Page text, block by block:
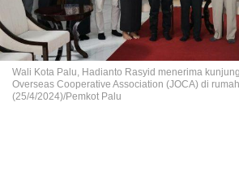
Wali Kota Palu, Hadianto Rasyid menerima
Overseas Cooperative Association (JOCA) di
(25/4/2024)/Pemkot Palu